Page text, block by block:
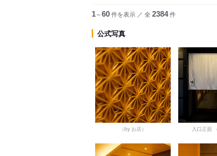
1～60件を表示 ／ 全 2384件
公式写真
（by お店） 入口正面